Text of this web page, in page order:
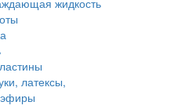
жидкость
латексы,